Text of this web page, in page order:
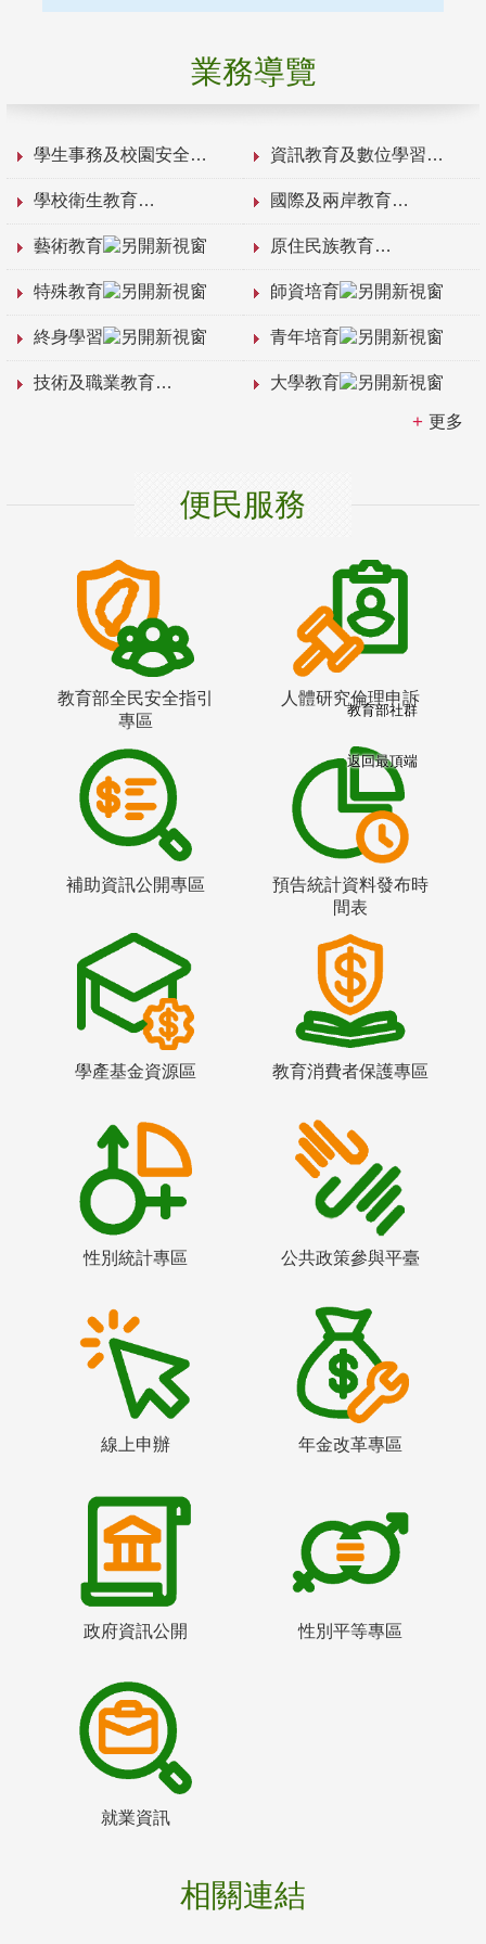
業務導覽
學生事務及校園安全 資訊教育及數位學習
學校衛生教育 國際及兩岸教育
藝術教育 原住民族教育
特殊教育 師資培育
終身學習 青年培育
技術及職業教育 大學教育
更多
便民服務
教育部全民安全指引
專區
人體研究倫理申訴
補助資訊公開專區
預告統計資料發布時
間表
學產基金資源區 教育消費者保護專區
性別統計專區 公共政策參與平臺
線上申辦 年金改革專區
政府資訊公開 性別平等專區
就業資訊
相關連結
教育部社群
返回最頂端